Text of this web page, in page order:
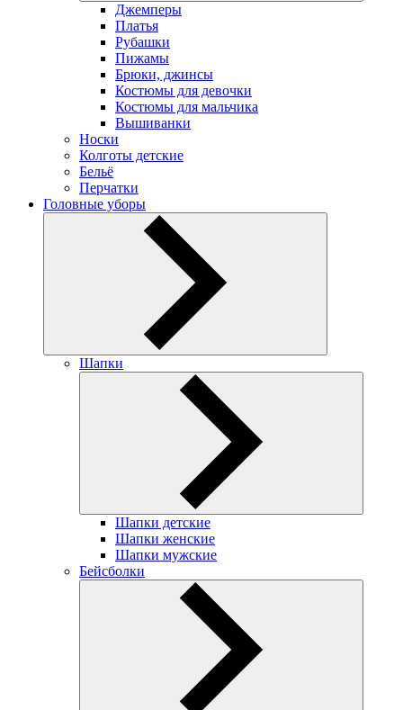
Джемперы
Платья
Рубашки
Пижамы
Брюки, джинсы
Костюмы для девочки
Костюмы для мальчика
Вышиванки
Носки
Колготы детские
Бельё
Перчатки
Головные уборы
Шапки
Шапки детские
Шапки женские
Шапки мужские
Бейсболки